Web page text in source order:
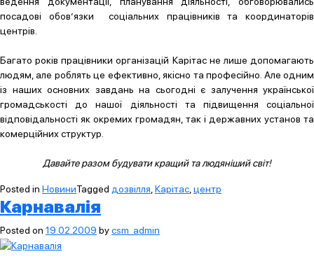
посадові обов’язки соціальних працівників та координаторів
центрів.
Багато років працівники організацій Карітас не лише допомагають
людям, але роблять це ефективно, якісно та професійно. Але одним
із наших основних завдань на сьогодні є залучення української
громадськості до нашої діяльності та підвищення соціальної
відповідальності як окремих громадян, так і державних установ та
комерційних структур.
Давайте разом будувати кращий та людяніший світ!
Posted in НовиниTagged дозвілля Карітас центр
Карнавалія
Posted on 19.02.2009 bycsm_admin